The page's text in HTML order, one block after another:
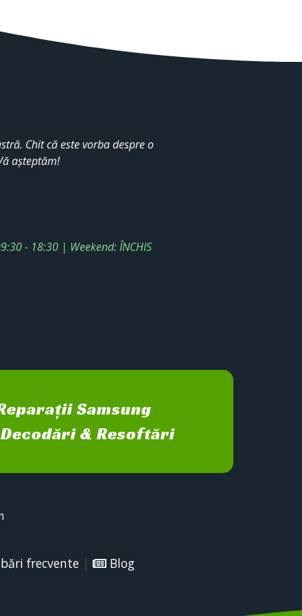
Chit că este vorba despre o
așteptăm!
- 18:30 | Weekend: ÎNCHIS
Samsung
Decodări & Resoftări
frecvente | Blog